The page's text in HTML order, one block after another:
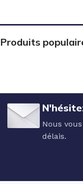
Produits
Nous
délais.